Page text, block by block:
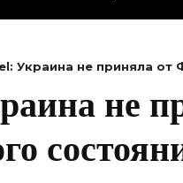
Украина не приняла от
не